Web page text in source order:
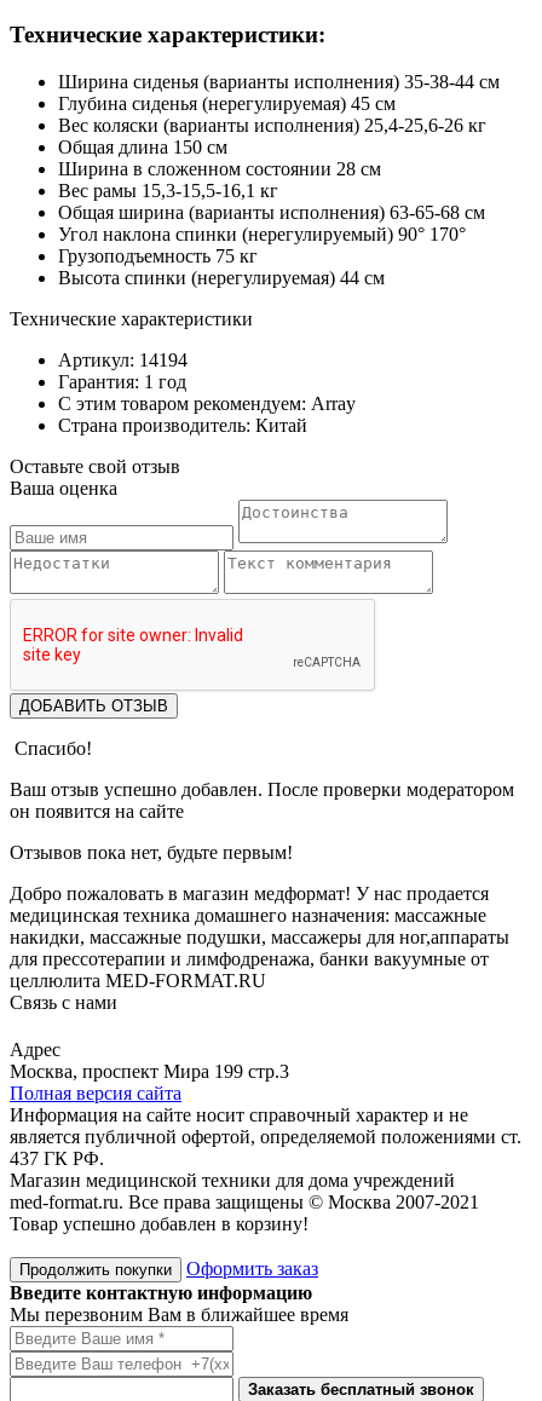
Технические характеристики:
Ширина сиденья (варианты исполнения) 35-38-44 см
Глубина сиденья (нерегулируемая) 45 см
Вес коляски (варианты исполнения) 25,4-25,6-26 кг
Общая длина 150 см
Ширина в сложенном состоянии 28 см
Вес рамы 15,3-15,5-16,1 кг
Общая ширина (варианты исполнения) 63-65-68 см
Угол наклона спинки (нерегулируемый) 90° 170°
Грузоподъемность 75 кг
Высота спинки (нерегулируемая) 44 см
Технические характеристики
Артикул: 14194
Гарантия: 1 год
С этим товаром рекомендуем: Array
Страна производитель: Китай
Оставьте свой отзыв
Ваша оценка
ДОБАВИТЬ ОТЗЫВ
Спасибо!
Ваш отзыв успешно добавлен. После проверки модератором
он появится на сайте
Отзывов пока нет, будьте первым!
Добро пожаловать в магазин медформат! У нас продается
медицинская техника домашнего назначения: массажные
накидки, массажные подушки, массажеры для ног,аппараты
для прессотерапии и лимфодренажа, банки вакуумные от
целлюлита MED-FORMAT.RU
Связь с нами
Адрес
Москва, проспект Мира 199 стр.3
Полная версия сайта
Информация на сайте носит справочный характер и не
является публичной офертой, определяемой положениями ст.
437 ГК РФ.
Магазин медицинской техники для дома учреждений
med-format.ru. Все права защищены © Москва 2007-2021
Товар успешно добавлен в корзину!
Продолжить покупки
Оформить заказ
Введите контактную информацию
Мы перезвоним Вам в ближайшее время
Заказать бесплатный звонок